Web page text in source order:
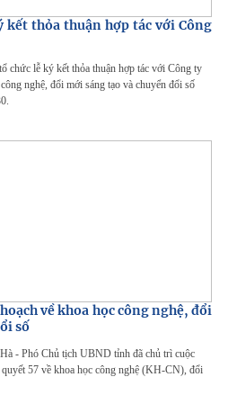
kết thỏa thuận hợp tác với Công
chức lễ ký kết thỏa thuận hợp tác với Công ty
nghệ, đổi mới sáng tạo và chuyển đổi số
về khoa học công nghệ, đổi
số
- Phó Chủ tịch UBND tỉnh đã chủ trì cuộc
57 về khoa học công nghệ (KH-CN), đổi